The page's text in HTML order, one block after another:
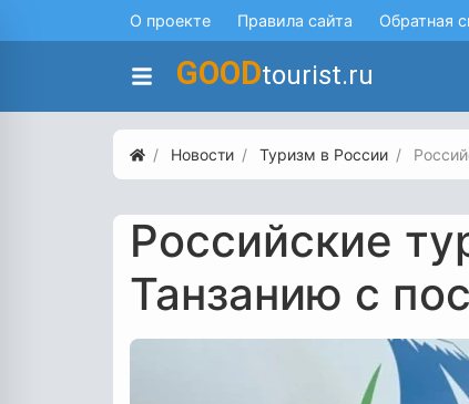
О проекте Правила сайта Обратная
GOODtourist.ru
Новости Туризм в России
Российские
Танзанию с